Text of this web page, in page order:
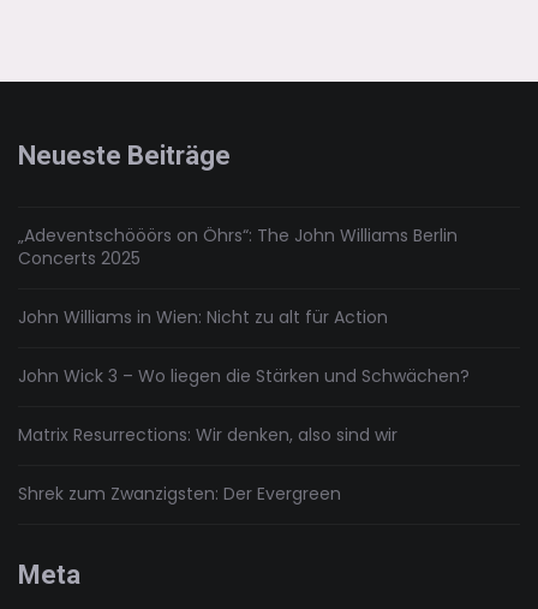
Neueste Beiträge
„Adeventschööörs on Öhrs“: The John Williams Berlin
Concerts 2025
John Williams in Wien: Nicht zu alt für Action
John Wick 3 – Wo liegen die Stärken und Schwächen?
Matrix Resurrections: Wir denken, also sind wir
Shrek zum Zwanzigsten: Der Evergreen
Meta